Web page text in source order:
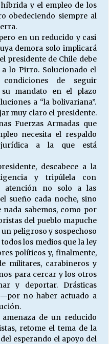
sueldo?
de la riqueza
y el empleo de los
obedeciendo siempre al
en un reducido y casi
demora solo implicará
presidente de Chile debe
lo Pirro. Solucionado el
de seguir
mandato en el plazo
a “la bolivariana”.
muy claro el presidente.
Fuerzas Armadas que
necesita el respaldo
a la que está
descabece a la
y tripúlela con
atención no solo a las
sueño cada noche, sino
nada sabemos, como por
del pueblo mapuche
peligroso y sospechoso
los medios que la ley
políticos y, finalmente,
militares, carabineros y
para cercar y los otros
y deportar. Drásticas
—por no haber actuado a
de un reducido
retome el tema de la
esperando el apoyo del